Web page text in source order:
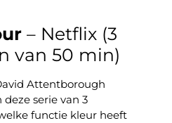
– Netflix (3
van 50 min)
Attentborough
deze serie van 3
functie kleur heeft